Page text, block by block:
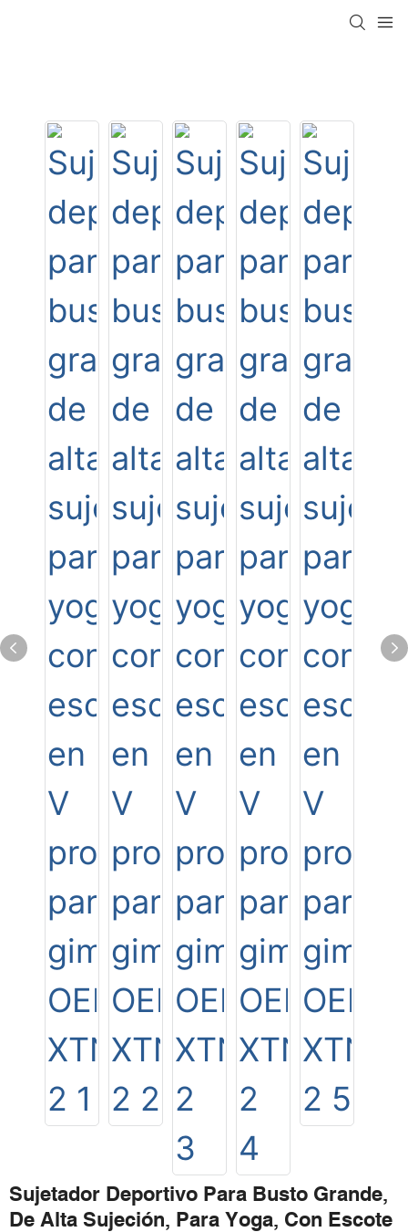
Sujetador Deportivo Para Busto Grande,
De Alta Sujeción, Para Yoga, Con Escote